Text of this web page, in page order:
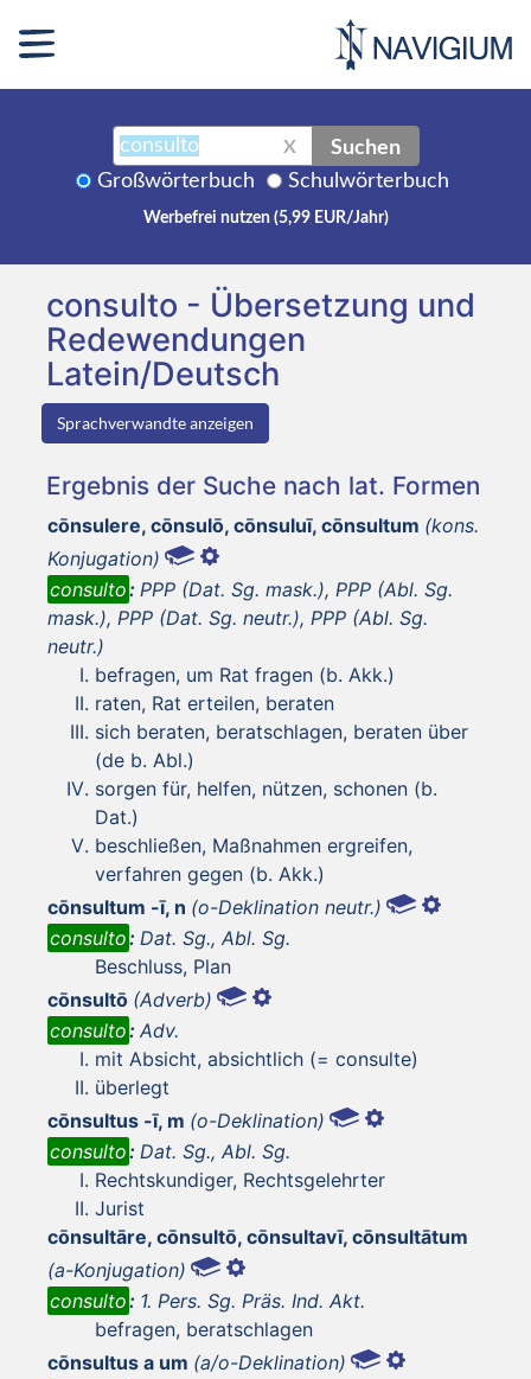
X Suchen
Großwörterbuch Schulwörterbuch
Werbefrei nutzen (5,99 EUR/Jahr)
consulto - Übersetzung und
Redewendungen
Latein/Deutsch
Sprachverwandte anzeigen
Ergebnis der Suche nach lat. Formen
cōnsulere, cōnsulō, cōnsuluī, cōnsultum (kons.
Konjugation)
consulto: PPP (Dat. Sg. mask.), PPP (Abl. Sg.
mask.), PPP (Dat. Sg. neutr.), PPP (Abl. Sg.
neutr.)
befragen, um Rat fragen (b. Akk.)
raten, Rat erteilen, beraten
sich beraten, beratschlagen, beraten über
(de b. Abl.)
sorgen für, helfen, nützen, schonen (b.
Dat.)
beschließen, Maßnahmen ergreifen,
verfahren gegen (b. Akk.)
cōnsultum -ī, n (o-Deklination neutr.)
consulto: Dat. Sg., Abl. Sg.
Beschluss, Plan
cōnsultō (Adverb)
consulto: Adv.
mit Absicht, absichtlich (= consulte)
überlegt
cōnsultus -ī, m (o-Deklination)
consulto: Dat. Sg., Abl. Sg.
Rechtskundiger, Rechtsgelehrter
Jurist
cōnsultāre, cōnsultō, cōnsultavī, cōnsultātum
(a-Konjugation)
consulto: 1. Pers. Sg. Präs. Ind. Akt.
befragen, beratschlagen
cōnsultus a um (a/o-Deklination)